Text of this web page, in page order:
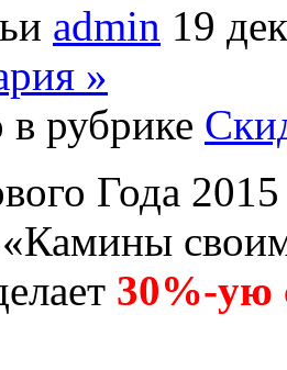
admin 19
»
рубрике
Года
30%-ую